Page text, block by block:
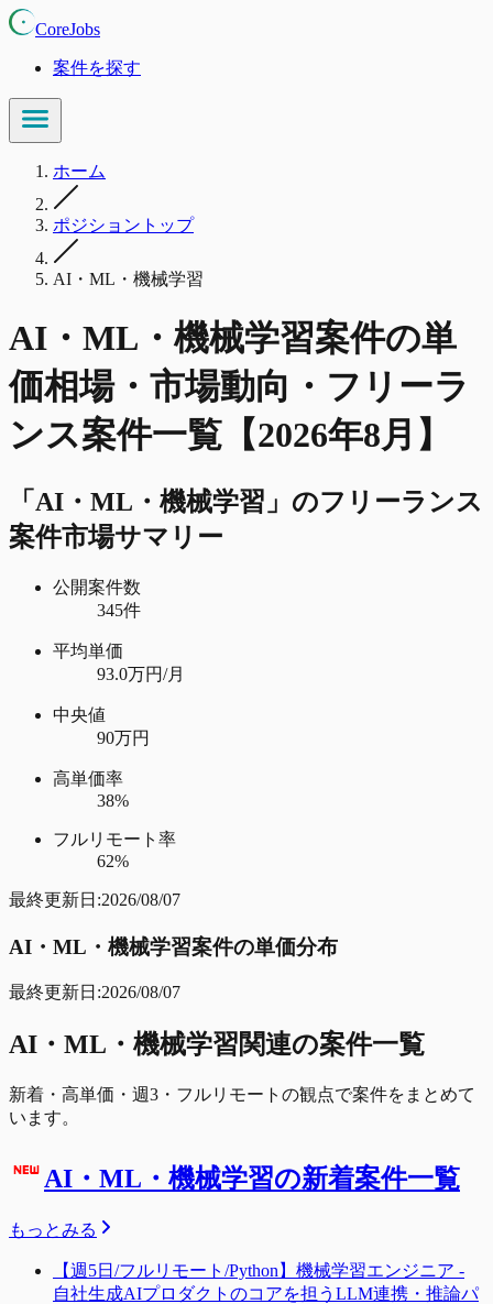
CoreJobs
案件を探す
ホーム
ポジショントップ
AI・ML・機械学習
AI・ML・機械学習案件の単
価相場・市場動向・フリーラ
ンス案件一覧【2026年8月】
「 AI・ML・機械学習 」のフリーランス
案件市場サマリー
公開案件数
345件
平均単価
93.0万円/月
中央値
90万円
高単価率
38%
フルリモート率
62%
最終更新日:2026/08/07
AI・ML・機械学習案件の単価分布
最終更新日:2026/08/07
AI・ML・機械学習関連の案件一覧
新着・高単価・週3・フルリモートの観点で案件をまとめて
います。
AI・ML・機械学習の新着案件一覧
もっとみる
【週5日/フルリモート/Python】機械学習エンジニア -
自社生成AIプロダクトのコアを担うLLM連携・推論パ